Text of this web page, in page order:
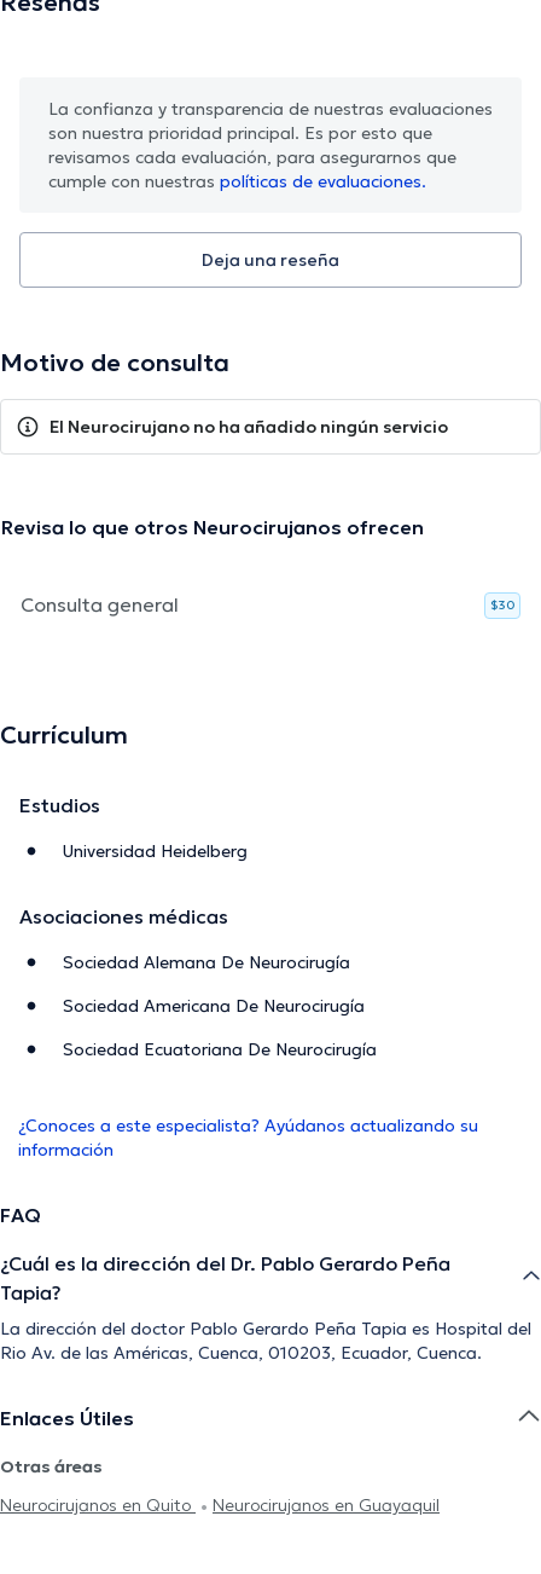
La confianza y transparencia de nuestras evaluaciones
son nuestra prioridad principal. Es por esto que
revisamos cada evaluación, para asegurarnos que
cumple con nuestras políticas de evaluaciones.
Deja una reseña
Motivo de consulta
El Neurocirujano no ha añadido ningún servicio
Revisa lo que otros Neurocirujanos ofrecen
Consulta general $30
Currículum
Estudios
Universidad Heidelberg
Asociaciones médicas
Sociedad Alemana De Neurocirugía
Sociedad Americana De Neurocirugía
Sociedad Ecuatoriana De Neurocirugía
¿Conoces a este especialista? Ayúdanos actualizando su
información
FAQ
¿Cuál es la dirección del Dr. Pablo Gerardo Peña
Tapia?
La dirección del doctor Pablo Gerardo Peña Tapia es Hospital del
Rio Av. de las Américas, Cuenca, 010203, Ecuador, Cuenca.
Enlaces Útiles
Otras áreas
Neurocirujanos en Quito
Neurocirujanos en Guayaquil